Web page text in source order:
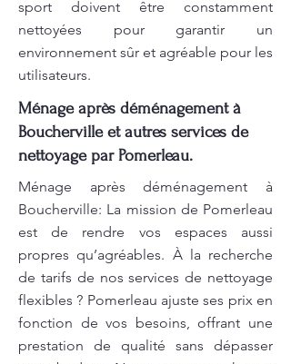
sport doivent être constamment
nettoyées pour garantir un
environnement sûr et agréable pour les
utilisateurs.
Ménage après déménagement à
Boucherville et autres services de
nettoyage par Pomerleau.
Ménage après déménagement à
Boucherville: La mission de Pomerleau
est de rendre vos espaces aussi
propres qu’agréables. À la recherche
de tarifs de nos services de nettoyage
flexibles ? Pomerleau ajuste ses prix en
fonction de vos besoins, offrant une
prestation de qualité sans dépasser